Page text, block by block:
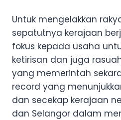
Untuk mengelakkan
sepatutnya kerajaan
fokus kepada usaha
ketirisan dan juga
yang memerintah
record yang
dan secekap kerajaan
dan Selangor dalam